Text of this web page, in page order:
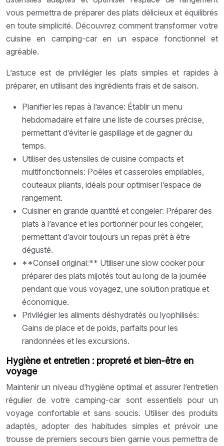
vous permettra de préparer des plats délicieux et équilibrés
en toute simplicité. Découvrez comment transformer votre
cuisine en camping-car en un espace fonctionnel et
agréable.
L’astuce est de privilégier les plats simples et rapides à
préparer, en utilisant des ingrédients frais et de saison.
Planifier les repas à l’avance: Établir un menu
hebdomadaire et faire une liste de courses précise,
permettant d’éviter le gaspillage et de gagner du
temps.
Utiliser des ustensiles de cuisine compacts et
multifonctionnels: Poêles et casseroles empilables,
couteaux pliants, idéals pour optimiser l’espace de
rangement.
Cuisiner en grande quantité et congeler: Préparer des
plats à l’avance et les portionner pour les congeler,
permettant d’avoir toujours un repas prêt à être
dégusté.
**Conseil original:** Utiliser une slow cooker pour
préparer des plats mijotés tout au long de la journée
pendant que vous voyagez, une solution pratique et
économique.
Privilégier les aliments déshydratés ou lyophilisés:
Gains de place et de poids, parfaits pour les
randonnées et les excursions.
Hygiène et entretien : propreté et bien-être en
voyage
Maintenir un niveau d’hygiène optimal et assurer l’entretien
régulier de votre camping-car sont essentiels pour un
voyage confortable et sans soucis. Utiliser des produits
adaptés, adopter des habitudes simples et prévoir une
trousse de premiers secours bien garnie vous permettra de